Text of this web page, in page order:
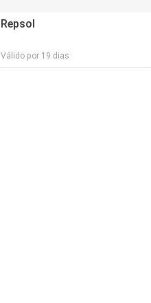
Repsol
Válido por 19 dias